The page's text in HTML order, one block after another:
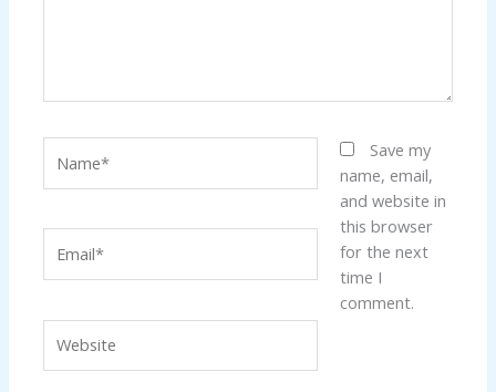
Save my
name, email,
and website in
this browser
for the next
time I
comment.